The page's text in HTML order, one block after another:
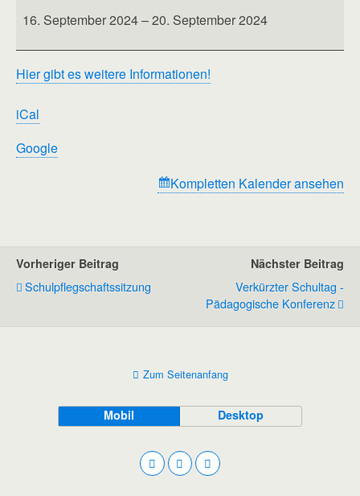
Days
16. September 2024–20. September 2024
Hier gibt es weitere Informationen!
iCal
Google
Kompletten Kalender ansehen
Vorheriger Beitrag
Schulpflegschaftssitzung
Nächster Beitrag
Verkürzter Schultag -
Pädagogische Konferenz
Zum Seitenanfang
Mobil Desktop